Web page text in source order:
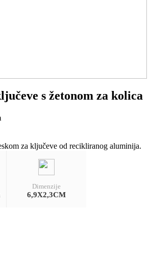
s žetonom za kolica
za ključeve od recikliranog aluminija.
Dimenzije
6,9X2,3CM